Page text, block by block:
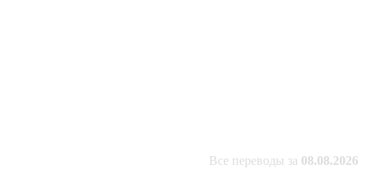
Все переводы за 08.08.2026